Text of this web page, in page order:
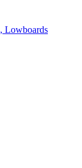
Lowboards